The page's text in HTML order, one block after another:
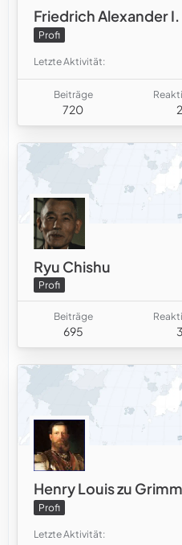
Friedrich Alexander I.
Profi
Letzte Aktivität
Beiträge
720 2
Ryu Chishu
Profi
Beiträge
695 3
Henry Louis zu
Profi
Letzte Aktivität